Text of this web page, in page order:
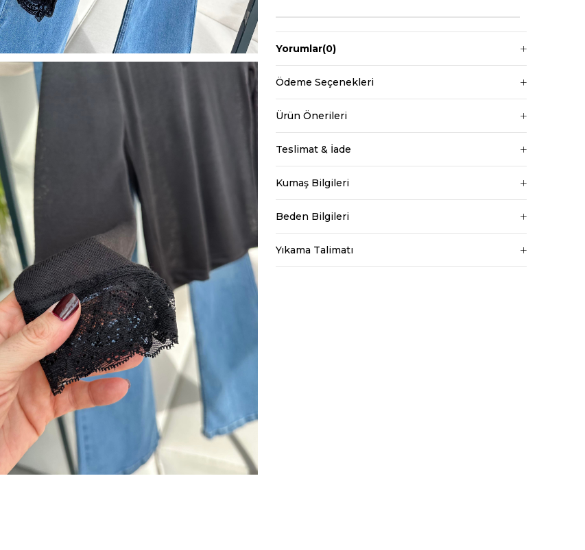
Yorumlar(0)
Ödeme Seçenekleri
Ürün Önerileri
Teslimat & İade
Kumaş Bilgileri
Beden Bilgileri
Yıkama Talimatı